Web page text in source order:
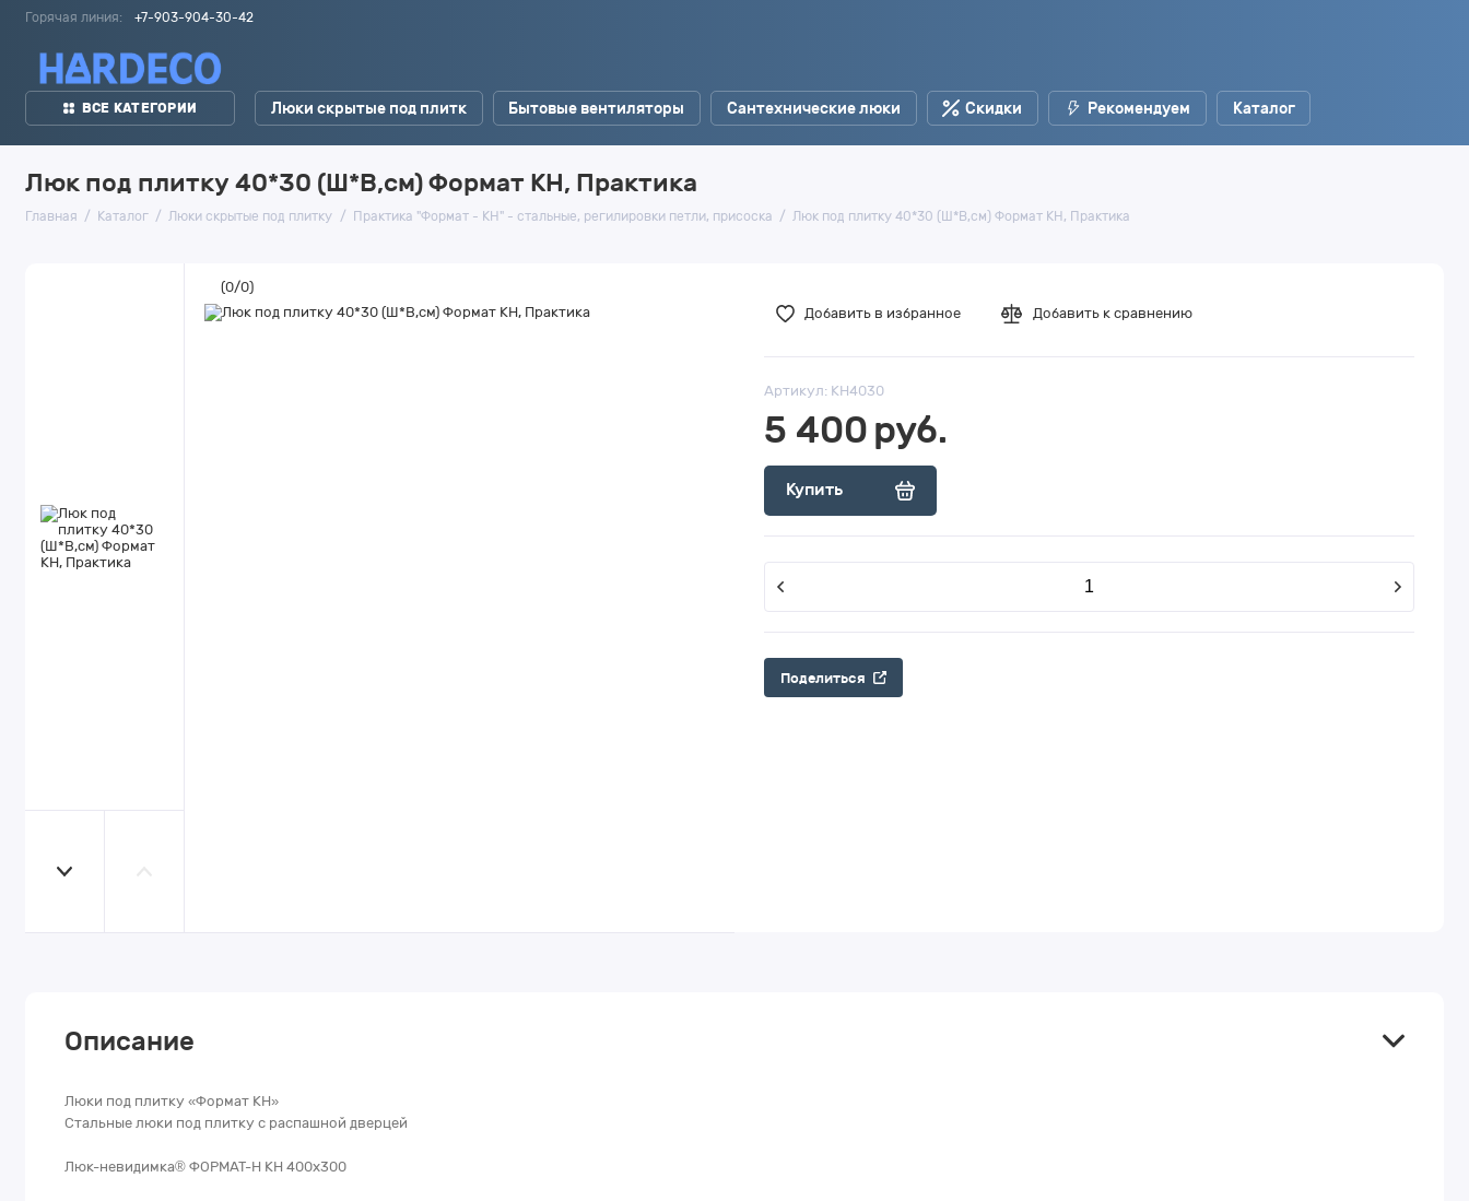
Горячая линия: +7-903-904-30-42
ВСЕ КАТЕГОРИИ Люки скрытые под плитк Бытовые вентиляторы Сантехнические люки Скидки Рекомендуем Каталог
Люк под плитку 40*30 (Ш*В,см) Формат КН, Практика
Главная Каталог Люки скрытые под плитку Практика "Формат - КН" - стальные, регилировки петли, присоска Люк под плитку 40*30 (Ш*В,см) Формат КН, Практика
(0/0)
Добавить в избранное
Добавить к сравнению
Артикул: КН4030
5 400 руб.
Купить
Поделиться
Описание
Люки под плитку «Формат КН»
Стальные люки под плитку с распашной дверцей
Люк-невидимка® ФОРМАТ-Н КН 400х300